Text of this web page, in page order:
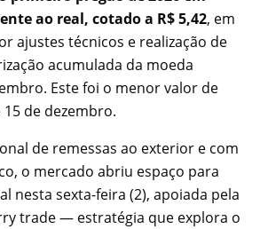
ao real, cotado a R$ 5,42, em
ajustes técnicos e realização de
acumulada da moeda
Este foi o menor valor de
de dezembro.
de remessas ao exterior e com
o mercado abriu espaço para
nesta sexta-feira (2), apoiada pela
trade — estratégia que explora o